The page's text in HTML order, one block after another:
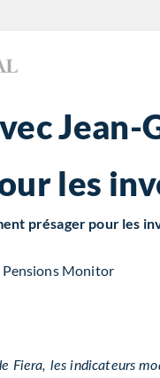
les
présager pour les
Monitor
Fiera, les indicateurs